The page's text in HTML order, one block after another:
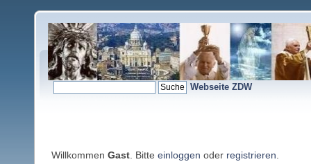
Webseite ZDW
Willkommen Gast . Bitte einloggen oder registrieren